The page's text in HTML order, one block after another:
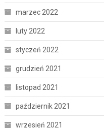
marzec 2022
luty 2022
styczeń 2022
grudzień 2021
listopad 2021
październik 2021
wrzesień 2021